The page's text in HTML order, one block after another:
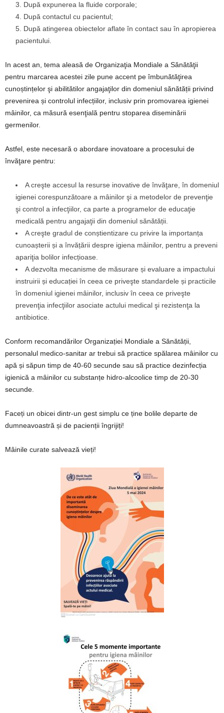
După expunerea la fluide corporale;
După contactul cu pacientul;
După atingerea obiectelor aflate în contact sau în apropierea
pacientului.
In acest an, tema aleasă de Organizaţia Mondiale a Sănătăţii
pentru marcarea acestei zile pune accent pe îmbunătăţirea
cunoștințelor şi abilitătilor angajaţilor din domeniul sănătății privind
prevenirea și controlul infecțiilor, inclusiv prin promovarea igienei
mâinilor, ca măsură esenţială pentru stoparea diseminării
germenilor.
Astfel, este necesară o abordare inovatoare a procesului de
învăţare pentru:
A creşte accesul la resurse inovative de învăţare, în domeniul
igienei corespunzătoare a mâinilor şi a metodelor de prevenţie
şi control a infecţiilor, ca parte a programelor de educaţie
medicală pentru angajaţii din domeniul sănătății.
A creşte gradul de conștientizare cu privire la importanța
cunoașterii și a învățării despre igiena mâinilor, pentru a preveni
apariţia bolilor infecțioase.
A dezvolta mecanisme de măsurare și evaluare a impactului
instruirii și educației în ceea ce priveşte standardele și practicile
în domeniul igienei mâinilor, inclusiv în ceea ce priveşte
prevenţia infecţiilor asociate actului medical şi rezistenţa la
antibiotice.
Conform recomandărilor Organizației Mondiale a Sănătății,
personalul medico-sanitar ar trebui să practice spălarea mâinilor cu
apă și săpun timp de 40-60 secunde sau să practice dezinfecția
igienică a mâinilor cu substanțe hidro-alcoolice timp de 20-30
secunde.
Faceți un obicei dintr-un gest simplu ce ține bolile departe de
dumneavoastră și de pacienții îngrijiți!
Mâinile curate salvează vieți!